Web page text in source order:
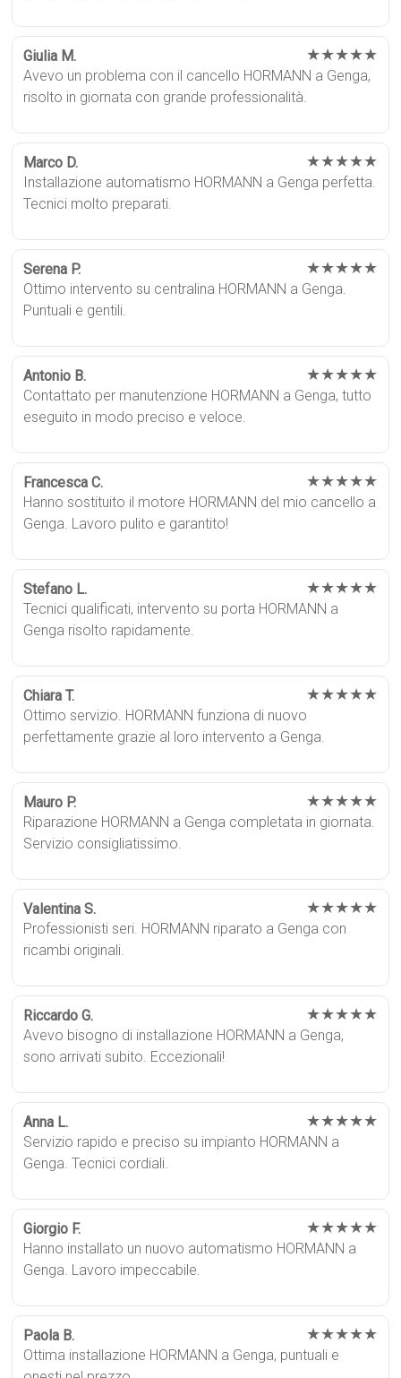
Giulia M. ★★★★★
Avevo un problema con il cancello HORMANN a Genga,
risolto in giornata con grande professionalità.
Marco D. ★★★★★
Installazione automatismo HORMANN a Genga perfetta.
Tecnici molto preparati.
Serena P. ★★★★★
Ottimo intervento su centralina HORMANN a Genga.
Puntuali e gentili.
Antonio B. ★★★★★
Contattato per manutenzione HORMANN a Genga, tutto
eseguito in modo preciso e veloce.
Francesca C. ★★★★★
Hanno sostituito il motore HORMANN del mio cancello a
Genga. Lavoro pulito e garantito!
Stefano L. ★★★★★
Tecnici qualificati, intervento su porta HORMANN a
Genga risolto rapidamente.
Chiara T. ★★★★★
Ottimo servizio. HORMANN funziona di nuovo
perfettamente grazie al loro intervento a Genga.
Mauro P. ★★★★★
Riparazione HORMANN a Genga completata in giornata.
Servizio consigliatissimo.
Valentina S. ★★★★★
Professionisti seri. HORMANN riparato a Genga con
ricambi originali.
Riccardo G. ★★★★★
Avevo bisogno di installazione HORMANN a Genga,
sono arrivati subito. Eccezionali!
Anna L. ★★★★★
Servizio rapido e preciso su impianto HORMANN a
Genga. Tecnici cordiali.
Giorgio F. ★★★★★
Hanno installato un nuovo automatismo HORMANN a
Genga. Lavoro impeccabile.
Paola B. ★★★★★
Ottima installazione HORMANN a Genga, puntuali e